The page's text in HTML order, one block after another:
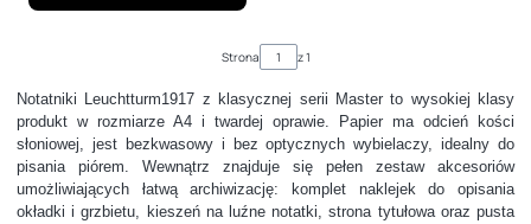
Strona z 1
Notatniki Leuchtturm1917 z klasycznej serii Master to wysokiej klasy
produkt w rozmiarze A4 i twardej oprawie. Papier ma odcień kości
słoniowej, jest bezkwasowy i bez optycznych wybielaczy, idealny do
pisania piórem. Wewnątrz znajduje się pełen zestaw akcesoriów
umożliwiających łatwą archiwizację: komplet naklejek do opisania
okładki i grzbietu, kieszeń na luźne notatki, strona tytułowa oraz pusta